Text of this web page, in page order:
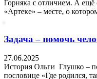
Горняка с отличием. А ещё
«Артеке» – месте, о
Задача – помочь
27.06.2025
История Ольги Глушко –
пословице «Где родился,